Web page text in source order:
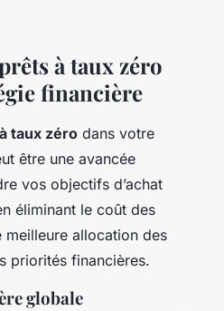
à taux zéro
financière
taux zéro dans votre
être une avancée
vos objectifs d’achat
éliminant le coût des
meilleure allocation des
priorités financières.
globale